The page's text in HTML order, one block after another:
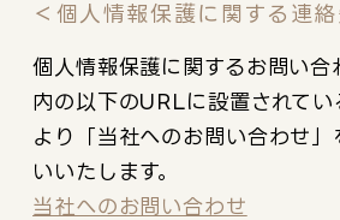
＜個人情報保護に関する連絡
個人情報保護に関するお問い合
内の以下のURLに設置されてい
より「当社へのお問い合わせ
いいたします。
当社へのお問い合わせ